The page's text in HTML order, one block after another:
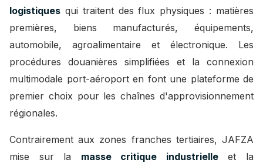
logistiques qui traitent des flux physiques : matières
premières, biens manufacturés, équipements,
automobile, agroalimentaire et électronique. Les
procédures douanières simplifiées et la connexion
multimodale port-aéroport en font une plateforme de
premier choix pour les chaînes d'approvisionnement
régionales.
Contrairement aux zones franches tertiaires, JAFZA
mise sur la masse critique industrielleet la